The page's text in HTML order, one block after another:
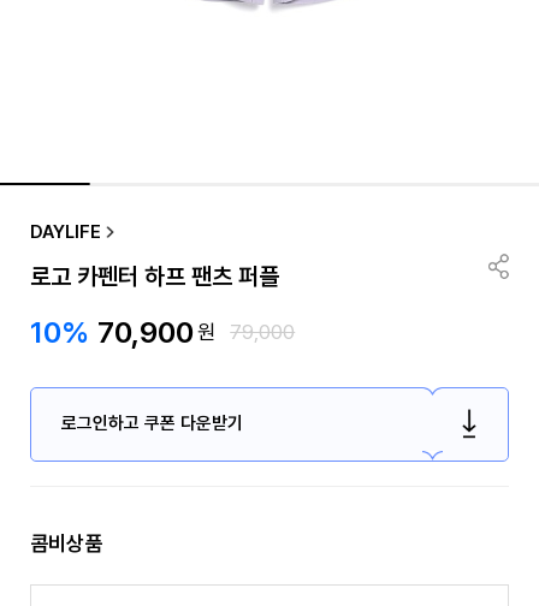
DAYLIFE
로고 카펜터 하프 팬츠 퍼플
10% 70,900원 79,000
로그인하고 쿠폰 다운받기
콤비상품